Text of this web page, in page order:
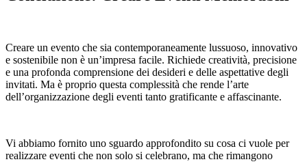
Creare un evento che sia contemporaneamente lussuoso, innovativo
e sostenibile non è un’impresa facile. Richiede creatività, precisione
e una profonda comprensione dei desideri e delle aspettative degli
invitati. Ma è proprio questa complessità che rende l’arte
dell’organizzazione degli eventi tanto gratificante e affascinante.
Vi abbiamo fornito uno sguardo approfondito su cosa ci vuole per
realizzare eventi che non solo si celebrano, ma che rimangono